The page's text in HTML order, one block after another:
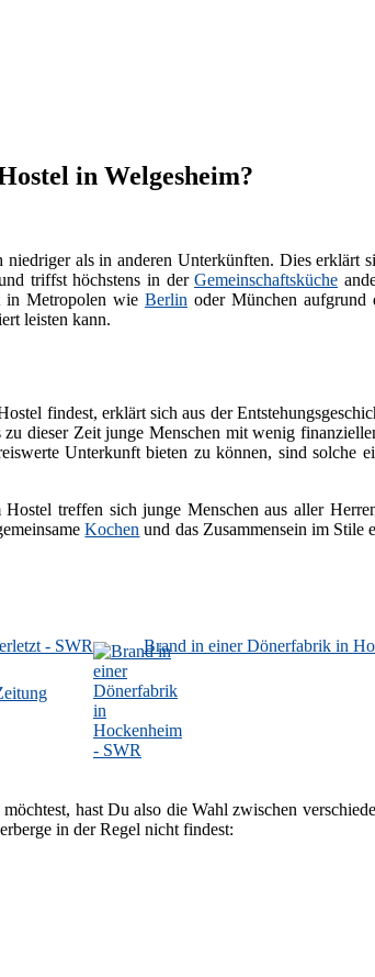
in Welgesheim?
als in anderen Unterkünften. Dies erklärt
triffst höchstens in derGemeinschaftsküche
in Metropolen wie Berlin oder München aufgrund
leisten kann.
findest, erklärt sich aus der
dieser Zeit junge Menschen mit wenig
Unterkunft bieten zu können, sind solche
treffen sich junge Menschen aus aller
Kochen und das Zusammensein im Stile
- SWR Brand in einer Dönerfabrik in
hast Du also die Wahl zwischen
in der Regel nicht findest: